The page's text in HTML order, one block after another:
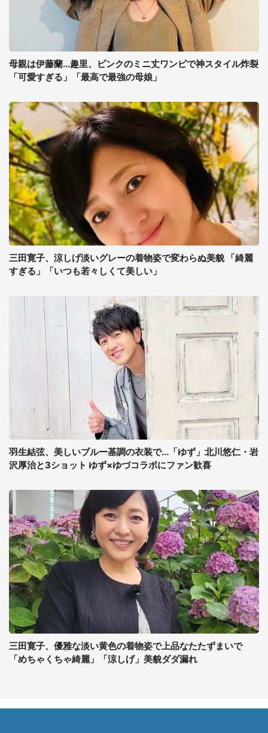
母親は伊藤蘭...趣里、ピンクのミニ丈ワンピで神スタイル炸裂
「可愛すぎる」「最高で最強の母娘」
三田寛子、涼しげ淡いグレーの着物姿で変わらぬ美貌 「綺麗
すぎる」「いつも若々しくて美しい」
羽生結弦、美しいブルー基調の衣装で...「ゆず」北川悠仁・岩
沢厚治と3ショット ゆず×ゆづコラボにファン歓喜
三田寛子、優雅な淡い黄色の着物姿で上品なたたずまいで
「めちゃくちゃ綺麗」「涼しげ」美貌ダダ漏れ